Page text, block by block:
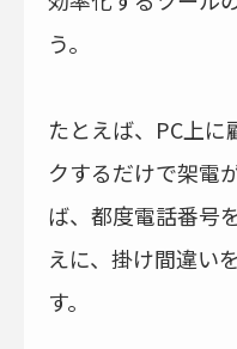
う。
たとえば、PC上
クするだけで架電
ば、都度電話番号
えに、掛け間違い
す。